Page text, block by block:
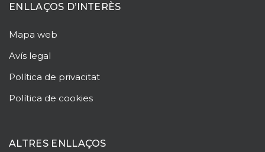
ENLLAÇOS D’INTERÈS
Mapa web
Avís legal
Política de privacitat
Política de cookies
ALTRES ENLLAÇOS